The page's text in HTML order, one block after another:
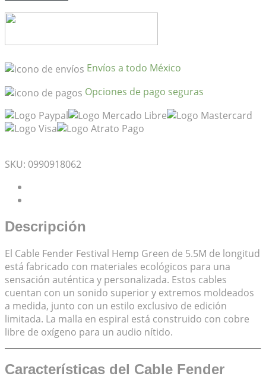
Hemp
5.5M
Envíos a todo México
Opciones de pago seguras
SKU: 0990918062
Descripción
El Cable Fender Festival Hemp Green de 5.5M de longitud
está fabricado con materiales ecológicos para una
sensación auténtica y personalizada. Estos cables
cuentan con un sonido superior y extremos moldeados
a medida, junto con un estilo exclusivo de edición
limitada. La malla en espiral está construido con cobre
libre de oxígeno para un audio nítido.
Características del Cable Fender